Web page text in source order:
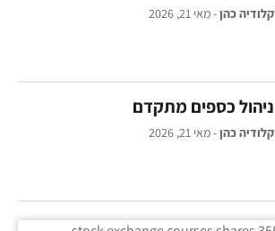
קלודיה כהן מאי 21, 2026
ניהול כספים מתקדם
קלודיה כהן מאי 21, 2026